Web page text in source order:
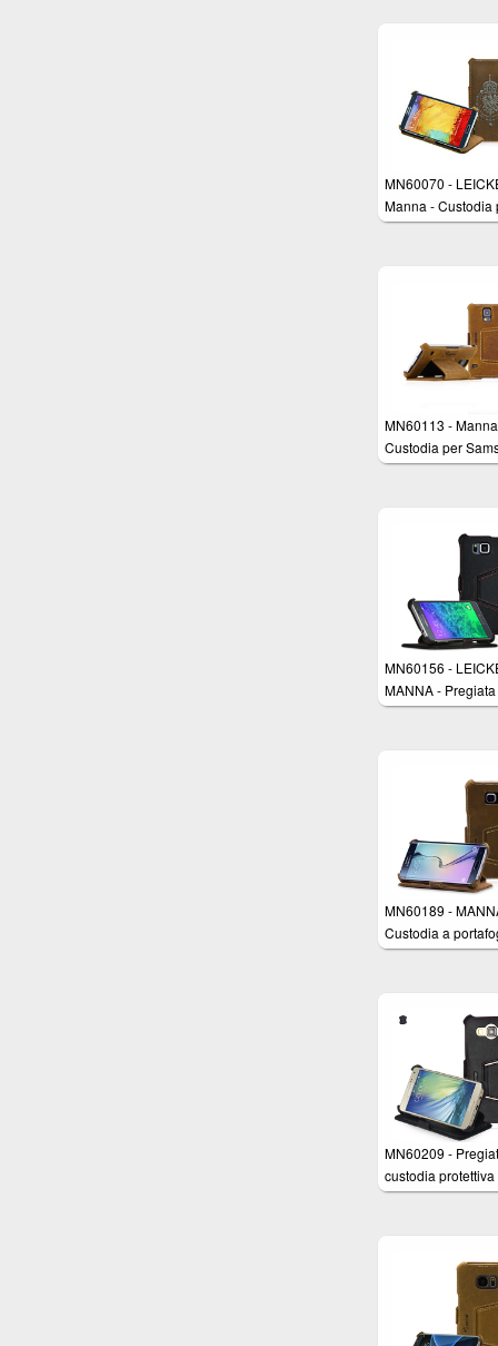
MN60070 -
Manna - Custodia
Samsung Galaxy
cuciture bianche
a mano
MN60113 - Manna
Custodia per
Galaxy S5 in Vero
marrone vellutato
MN60156 -
MANNA - Pregiata
custodia protettiva
Vera Pelle Nappa
funzione Stand
MN60189 -
Custodia a
per Samsung
funzione
MN60209 -
custodia protettiva
UltraSlim per
funzione Stand